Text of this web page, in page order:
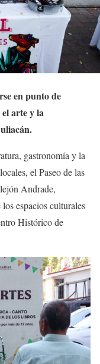
en punto de
arte y la
gastronomía y la
el Paseo de las
Andrade,
espacios culturales
Histórico de